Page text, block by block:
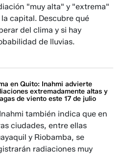
"muy alta" y "extrema"
la capital. Descubre qué
del clima y si hay
de lluvias.
en Quito: Inahmi advierte
extremadamente altas y
de viento este 17 de julio
también indica que en
ciudades, entre ellas
y Riobamba, se
radiaciones muy